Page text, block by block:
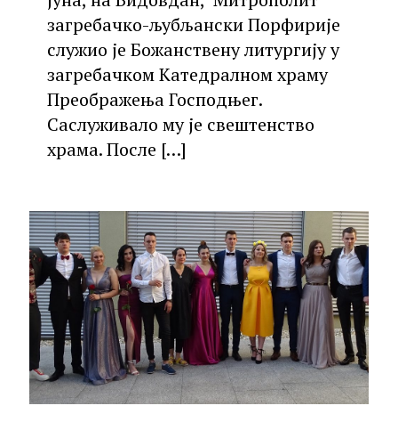
загребачко-љубљански Порфирије
служио је Божанствену литургију у
загребачком Катедралном храму
Преображења Господњег.
Саслуживало му је свештенство
храма. После […]